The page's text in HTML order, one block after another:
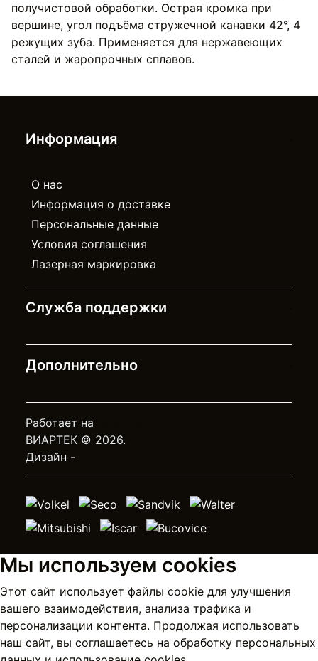
получистовой обработки. Острая кромка при
вершине, угол подъёма стружечной канавки 42°, 4
режущих зуба. Применяется для нержавеющих
сталей и жаропрочных сплавов.
Информация
О нас
Информация о доставке
Персональные данные
Условия соглашения
Лазерная маркировка
Служба поддержки
Дополнительно
Работает на
ВИАРТЕК © 2026.
Дизайн -
Мы используем cookies
Этот сайт использует файлы cookie для улучшения
вашего взаимодействия, анализа трафика и
персонализации контента. Продолжая использовать
наш сайт, вы соглашаетесь на обработку персональных